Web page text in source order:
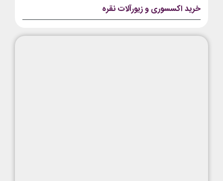
خرید اکسسوری و زیورآلات نقره